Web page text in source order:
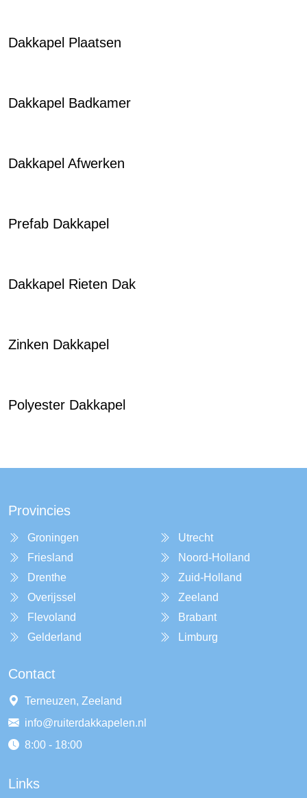
Dakkapel Plaatsen
Dakkapel Badkamer
Dakkapel Afwerken
Prefab Dakkapel
Dakkapel Rieten Dak
Zinken Dakkapel
Polyester Dakkapel
Provincies
Groningen
Friesland
Drenthe
Overijssel
Flevoland
Gelderland
Utrecht
Noord-Holland
Zuid-Holland
Zeeland
Brabant
Limburg
Contact
Terneuzen, Zeeland
info@ruiterdakkapelen.nl
8:00 - 18:00
Links